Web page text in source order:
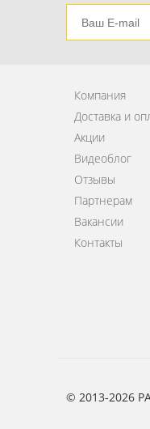
Компания
Доставка и
Акции
Видеоблог
Отзывы
Партнерам
Вакансии
Контакты
© 2013-2026